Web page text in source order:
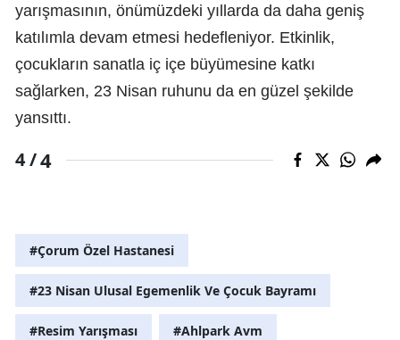
yarışmasının, önümüzdeki yıllarda da daha geniş
katılımla devam etmesi hedefleniyor. Etkinlik,
çocukların sanatla iç içe büyümesine katkı
sağlarken, 23 Nisan ruhunu da en güzel şekilde
yansıttı.
4 /4
#Çorum Özel Hastanesi
#23 Nisan Ulusal Egemenlik Ve Çocuk Bayramı
#Resim Yarışması #Ahlpark Avm